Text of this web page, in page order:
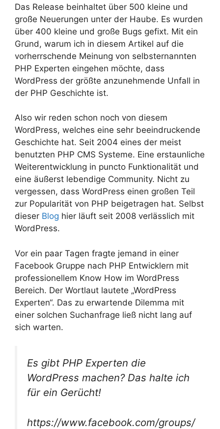
Das Release beinhaltet über 500 kleine und
große Neuerungen unter der Haube. Es wurden
über 400 kleine und große Bugs gefixt. Mit ein
Grund, warum ich in diesem Artikel auf die
vorherrschende Meinung von selbsternannten
PHP Experten eingehen möchte, dass
WordPress der größte anzunehmende Unfall in
der PHP Geschichte ist.
Also wir reden schon noch von diesem
WordPress, welches eine sehr beeindruckende
Geschichte hat. Seit 2004 eines der meist
benutzten PHP CMS Systeme. Eine erstaunliche
Weiterentwicklung in puncto Funktionalität und
eine äußerst lebendige Community. Nicht zu
vergessen, dass WordPress einen großen Teil
zur Popularität von PHP beigetragen hat. Selbst
dieser Blog hier läuft seit 2008 verlässlich mit
WordPress.
Vor ein paar Tagen fragte jemand in einer
Facebook Gruppe nach PHP Entwicklern mit
professionellem Know How im WordPress
Bereich. Der Wortlaut lautete „WordPress
Experten“. Das zu erwartende Dilemma mit
einer solchen Suchanfrage ließ nicht lang auf
sich warten.
Es gibt PHP Experten die
WordPress machen? Das halte ich
für ein Gerücht!
https://www.facebook.com/groups/